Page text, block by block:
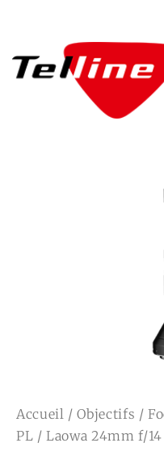
Accueil /Objectifs /
PL / Laowa 24mm f/